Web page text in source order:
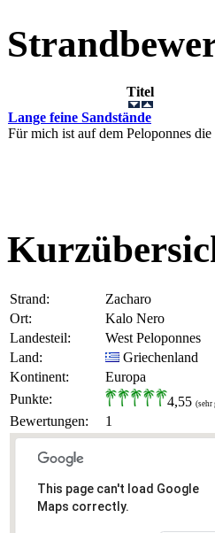
Titel
Lange feine Sandstände
Für mich ist auf dem Peloponnes
Strand:
Zacharo
Ort:
Kalo Nero
Landesteil:
West Peloponnes
Land:
Griechenland
Kontinent:
Europa
Punkte:
4,55 (sehr
Bewertungen: 1
This page can't load Google
Maps correctly.